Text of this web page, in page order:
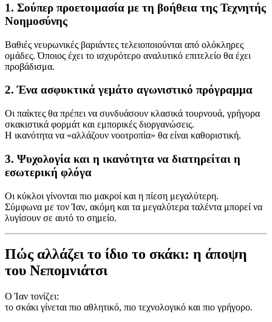
1. Σούπερ προετοιμασία με τη βοήθεια της Τεχνητής
Νοημοσύνης
Βαθιές νευρωνικές βαριάντες τελειοποιούνται από ολόκληρες
ομάδες. Όποιος έχει το ισχυρότερο αναλυτικό επιτελείο θα έχει
προβάδισμα.
2. Ένα ασφυκτικά γεμάτο αγωνιστικό πρόγραμμα
Οι παίκτες θα πρέπει να συνδυάσουν κλασικά τουρνουά, γρήγορα
σκακιστικά φορμάτ και εμπορικές διοργανώσεις.
Η ικανότητα να «αλλάζουν νοοτροπία» θα είναι καθοριστική.
3. Ψυχολογία και η ικανότητα να διατηρείται η
εσωτερική φλόγα
Οι κύκλοι γίνονται πιο μακροί και η πίεση μεγαλύτερη.
Σύμφωνα με τον Ίαν, ακόμη και τα μεγαλύτερα ταλέντα μπορεί να
λυγίσουν σε αυτό το σημείο.
Πώς αλλάζει το ίδιο το σκάκι: η άποψη
του Νεπομνιάτσι
Ο Ίαν τονίζει:
το σκάκι γίνεται πιο αθλητικό, πιο τεχνολογικό και πιο γρήγορο.